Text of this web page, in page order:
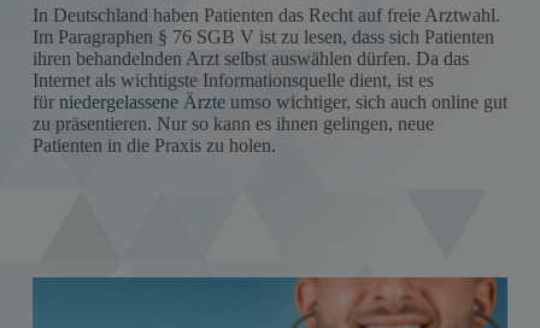
In Deutschland haben Patienten das Recht auf freie Arztwahl.
Im Paragraphen § 76 SGB V ist zu lesen, dass sich Patienten
ihren behandelnden Arzt selbst auswählen dürfen. Da das
Internet als wichtigste Informationsquelle dient, ist es
für niedergelassene Ärzteumso wichtiger, sich auch online gut
zu präsentieren. Nur so kann es ihnen gelingen, neue
Patienten in die Praxis zu holen.